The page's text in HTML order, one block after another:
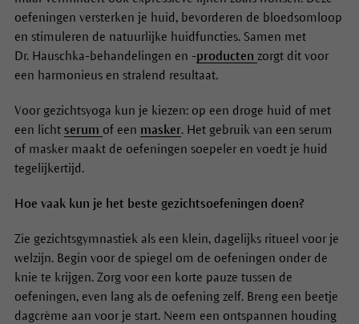
oefeningen versterken je huid, bevorderen de bloedsomloop
en stimuleren de natuurlijke huidfuncties. Samen met
Dr. Hauschka-behandelingen en -producten zorgt dit voor
een harmonieus en stralend resultaat.
Voor gezichtsyoga kun je kiezen: op een droge huid of met
een licht serum of een masker. Het gebruik van een serum
of masker maakt de oefeningen soepeler en voedt je huid
tegelijkertijd.
Hoe vaak kun je het beste gezichtsoefeningen doen?
Zie gezichtsgymnastiek als een klein, dagelijks ritueel voor je
welzijn. Begin voor de spiegel om de oefeningen onder de
knie te krijgen. Zorg voor een korte pauze tussen de
oefeningen, even lang als de oefening zelf. Breng een beetje
dagcrème aan voor je start. Neem een ontspannen houding